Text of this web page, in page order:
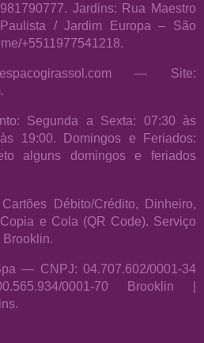
Jardins: Rua Maestro
/ Jardim Europa – São
+5511977541218.
— Site:
Segunda a Sexta: 07:30 às
19:00. Domingos e Feriados:
alguns domingos e feriados
Débito/Crédito, Dinheiro,
e Cola (QR Code). Serviço
Brooklin.
— CNPJ: 04.707.602/0001-34
0001-70 Brooklin |